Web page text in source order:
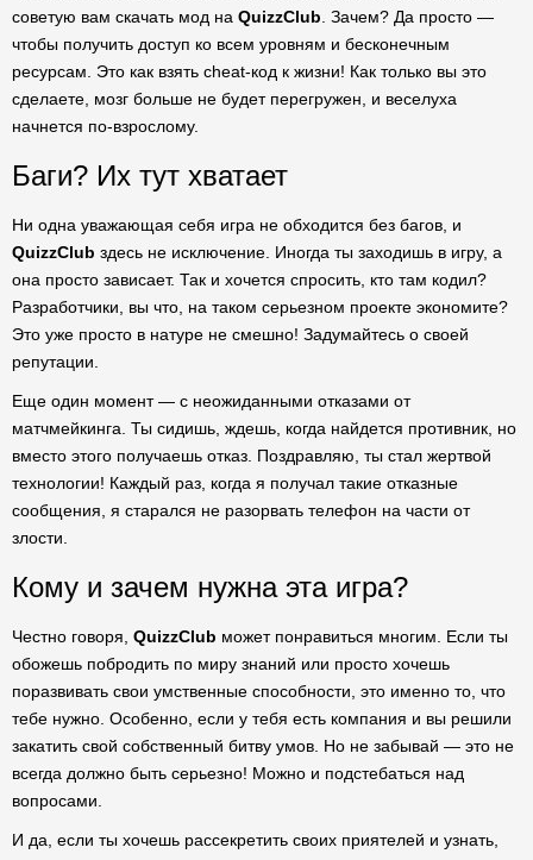
советую вам скачать мод на QuizzClub . Зачем? Да просто —
чтобы получить доступ ко всем уровням и бесконечным
ресурсам. Это как взять cheat-код к жизни! Как только вы это
сделаете, мозг больше не будет перегружен, и веселуха
начнется по-взрослому.
Баги? Их тут хватает
Ни одна уважающая себя игра не обходится без багов, и
QuizzClub здесь не исключение. Иногда ты заходишь в игру, а
она просто зависает. Так и хочется спросить, кто там кодил?
Разработчики, вы что, на таком серьезном проекте экономите?
Это уже просто в натуре не смешно! Задумайтесь о своей
репутации.
Еще один момент — с неожиданными отказами от
матчмейкинга. Ты сидишь, ждешь, когда найдется противник, но
вместо этого получаешь отказ. Поздравляю, ты стал жертвой
технологии! Каждый раз, когда я получал такие отказные
сообщения, я старался не разорвать телефон на части от
злости.
Кому и зачем нужна эта игра?
Честно говоря, QuizzClub может понравиться многим. Если ты
обожешь побродить по миру знаний или просто хочешь
поразвивать свои умственные способности, это именно то, что
тебе нужно. Особенно, если у тебя есть компания и вы решили
закатить свой собственный битву умов. Но не забывай — это не
всегда должно быть серьезно! Можно и подстебаться над
вопросами.
И да, если ты хочешь рассекретить своих приятелей и узнать,